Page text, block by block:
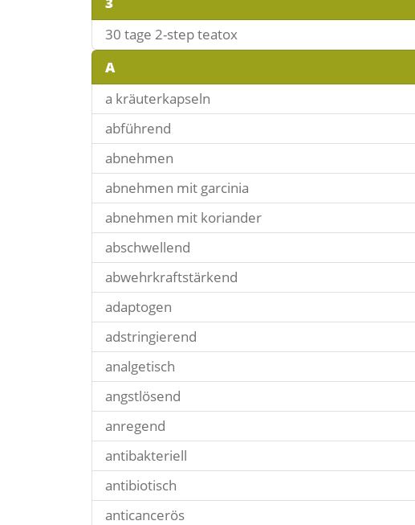
30 tage 2-step teatox
A
a kräuterkapseln
abführend
abnehmen
abnehmen mit garcinia
abnehmen mit koriander
abschwellend
abwehrkraftstärkend
adaptogen
adstringierend
analgetisch
angstlösend
anregend
antibakteriell
antibiotisch
anticancerös